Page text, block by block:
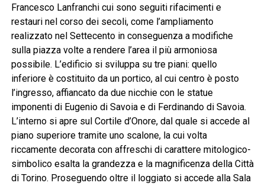
Francesco Lanfranchi cui sono seguiti rifacimenti e
restauri nel corso dei secoli, come l’ampliamento
realizzato nel Settecento in conseguenza a modifiche
sulla piazza volte a rendere l’area il più armoniosa
possibile. L’edificio si sviluppa su tre piani: quello
inferiore è costituito da un portico, al cui centro è posto
l’ingresso, affiancato da due nicchie con le statue
imponenti di Eugenio di Savoia e di Ferdinando di Savoia.
L’interno si apre sul Cortile d’Onore, dal quale si accede al
piano superiore tramite uno scalone, la cui volta
riccamente decorata con affreschi di carattere mitologico-
simbolico esalta la grandezza e la magnificenza della Città
di Torino. Proseguendo oltre il loggiato si accede alla Sala